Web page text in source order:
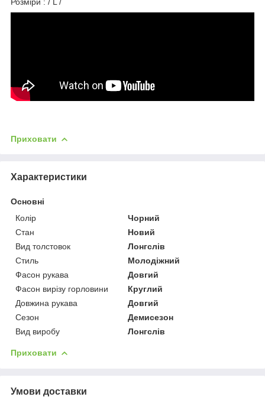
Приховати
Характеристики
Основні
Колір
Чорний
Стан
Новий
Вид толстовок
Лонгслів
Стиль
Молодіжний
Фасон рукава
Довгий
Фасон вирізу горловини
Круглий
Довжина рукава
Довгий
Сезон
Демисезон
Вид виробу
Лонгслів
Приховати
Умови доставки